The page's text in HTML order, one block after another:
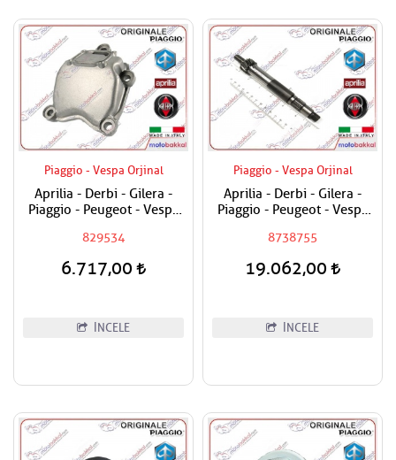
Piaggio - Vespa Orjinal
Aprilia - Derbi - Gilera -
Piaggio - Peugeot - Vespa
Kapağı / Silindir En Üst
829534
6.717,00
İNCELE
Piaggio - Vespa Orjinal
Aprilia - Derbi - Gilera -
Piaggio - Peugeot - Vespa
Şanzuman Mili
8738755
19.062,00
İNCELE